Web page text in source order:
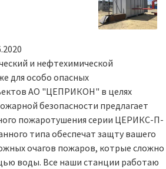
и нефтехимической
для особо опасных
АО "ЦЕПРИКОН" в целях
безопасности предлагает
пожаротушения серии ЦЕРИКС-П-
типа обеспечат защту вашего
очагов пожаров, котрые сложно
воды. Все наши станции работаю